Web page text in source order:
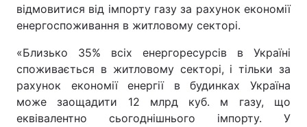
відмовитися від імпорту газу за рахунок економії
енергоспоживання в житловому секторі.
«Близько 35% всіх енергоресурсів в Україні
споживається в житловому секторі, і тільки за
рахунок економії енергії в будинках Україна
може заощадити 12 млрд куб. м газу, що
еквівалентно сьогоднішнього імпорту. У